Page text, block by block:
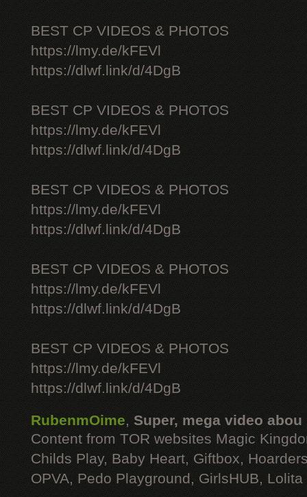
BEST CP VIDEOS & PHOTOS
https://lmy.de/kFEVl
https://dlwf.link/d/4DgB
BEST CP VIDEOS & PHOTOS
https://lmy.de/kFEVl
https://dlwf.link/d/4DgB
BEST CP VIDEOS & PHOTOS
https://lmy.de/kFEVl
https://dlwf.link/d/4DgB
BEST CP VIDEOS & PHOTOS
https://lmy.de/kFEVl
https://dlwf.link/d/4DgB
BEST CP VIDEOS & PHOTOS
https://lmy.de/kFEVl
https://dlwf.link/d/4DgB
RubenmOime, Super, mega video abou
Content from TOR websites Magic
Childs Play, Baby Heart, Giftbox,
OPVA, Pedo Playground, GirlsHUB, Lolita